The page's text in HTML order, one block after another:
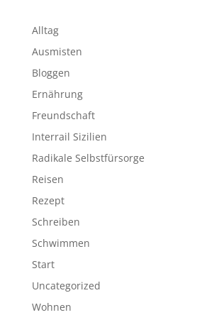
Alltag
Ausmisten
Bloggen
Ernährung
Freundschaft
Interrail Sizilien
Radikale Selbstfürsorge
Reisen
Rezept
Schreiben
Schwimmen
Start
Uncategorized
Wohnen